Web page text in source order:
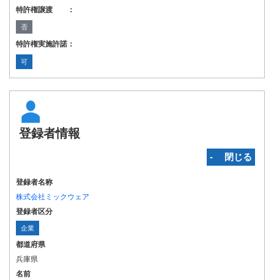
特許権譲渡 ：
否
特許権実施許諾：
可
登録者情報
‐ 閉じる
登録者名称
株式会社ミックウェア
登録者区分
企業
都道府県
兵庫県
名前